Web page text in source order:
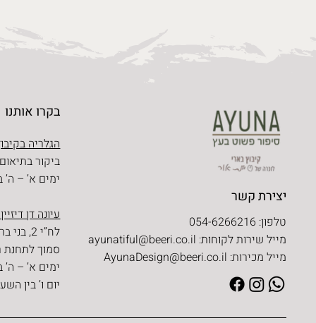
בקרו אותנו
הגלריה
ביקור
ימים א’ – ה’ בין
עיונה דן
לח”י 2, בני ברק
סמוך לתחנת
ימים א’ – ה’ בין
יום ו’ בין השעות 09:30
יצירת קשר
טלפון: 054-6266216
מייל שירות לקוחות: ayunatiful@beeri.co.il
מייל מכירות: AyunaDesign@beeri.co.il